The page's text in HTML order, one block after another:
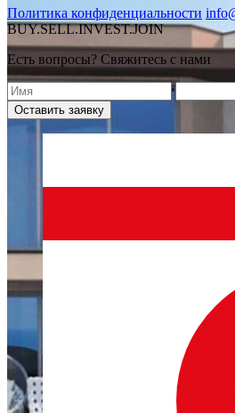
Политика конфиденциальности
BUY.SELL.INVEST.JOIN
Есть вопросы? Свяжитесь с нами